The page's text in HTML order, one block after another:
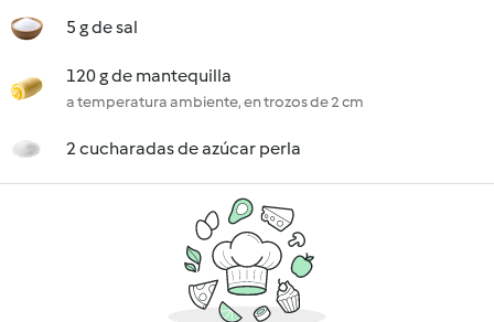
5 g de sal
120 g de mantequilla
a temperatura ambiente, en trozos de 2 cm
2 cucharadas de azúcar perla